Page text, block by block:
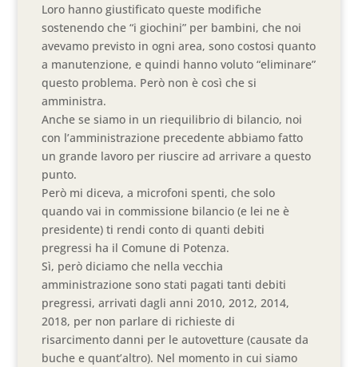
Loro hanno giustificato queste modifiche
sostenendo che “i giochini” per bambini, che noi
avevamo previsto in ogni area, sono costosi quanto
a manutenzione, e quindi hanno voluto “eliminare”
questo problema. Però non è così che si
amministra.
Anche se siamo in un riequilibrio di bilancio, noi
con l’amministrazione precedente abbiamo fatto
un grande lavoro per riuscire ad arrivare a questo
punto.
Però mi diceva, a microfoni spenti, che solo
quando vai in commissione bilancio (e lei ne è
presidente) ti rendi conto di quanti debiti
pregressi ha il Comune di Potenza.
Sì, però diciamo che nella vecchia
amministrazione sono stati pagati tanti debiti
pregressi, arrivati dagli anni 2010, 2012, 2014,
2018, per non parlare di richieste di
risarcimento danni per le autovetture (causate da
buche e quant’altro). Nel momento in cui siamo